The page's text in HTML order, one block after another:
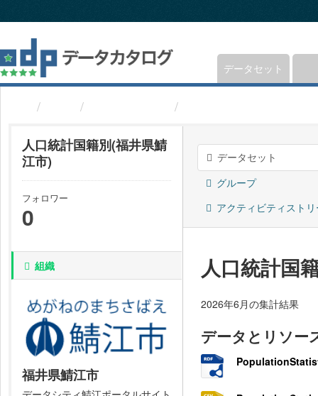
キ
プ
し
て
データセット
人口統計国籍別(福井県鯖
江市)
フォロワー
0
組織
福井県鯖江市
データセット
グループ
アクティビティスト
人口統計国
2026年6月の集計結果
データとリソー